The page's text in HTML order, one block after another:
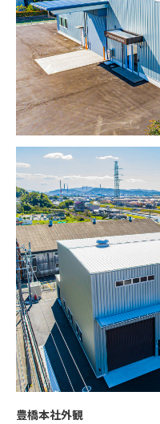
豊橋本社外観